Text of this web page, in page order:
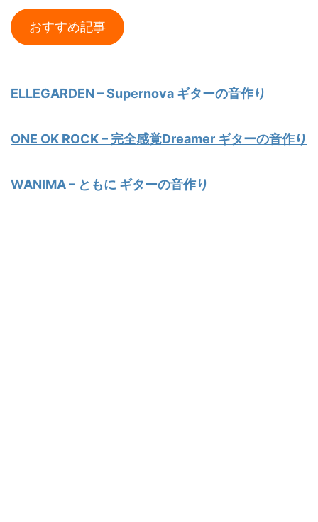
おすすめ記事
ELLEGARDEN – Supernova ギターの音作り
ONE OK ROCK – 完全感覚Dreamer ギターの音作り
WANIMA – ともに ギターの音作り